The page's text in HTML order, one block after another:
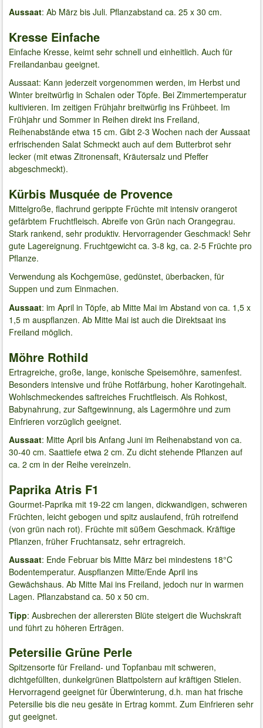
Aussaat: Ab März bis Juli. Pflanzabstand ca. 25 x 30 cm.
Kresse Einfache
Einfache Kresse, keimt sehr schnell und einheitlich. Auch für
Freilandanbau geeignet.
Aussaat: Kann jederzeit vorgenommen werden, im Herbst und
Winter breitwürfig in Schalen oder Töpfe. Bei Zimmertemperatur
kultivieren. Im zeitigen Frühjahr breitwürfig ins Frühbeet. Im
Frühjahr und Sommer in Reihen direkt ins Freiland,
Reihenabstände etwa 15 cm. Gibt 2-3 Wochen nach der Aussaat
erfrischenden Salat Schmeckt auch auf dem Butterbrot sehr
lecker (mit etwas Zitronensaft, Kräutersalz und Pfeffer
abgeschmeckt).
Kürbis Musquée de Provence
Mittelgroße, flachrund gerippte Früchte mit intensiv orangerot
gefärbtem Fruchtfleisch. Abreife von Grün nach Orangegrau.
Stark rankend, sehr produktiv. Hervorragender Geschmack! Sehr
gute Lagereignung. Fruchtgewicht ca. 3-8 kg, ca. 2-5 Früchte pro
Pflanze.
Verwendung als Kochgemüse, gedünstet, überbacken, für
Suppen und zum Einmachen.
Aussaat: im April in Töpfe, ab Mitte Mai im Abstand von ca. 1,5 x
1,5 m auspflanzen. Ab Mitte Mai ist auch die Direktsaat ins
Freiland möglich.
Möhre Rothild
Ertragreiche, große, lange, konische Speisemöhre, samenfest.
Besonders intensive und frühe Rotfärbung, hoher Karotingehalt.
Wohlschmeckendes saftreiches Fruchtfleisch. Als Rohkost,
Babynahrung, zur Saftgewinnung, als Lagermöhre und zum
Einfrieren vorzüglich geeignet.
Aussaat: Mitte April bis Anfang Juni im Reihenabstand von ca.
30-40 cm. Saattiefe etwa 2 cm. Zu dicht stehende Pflanzen auf
ca. 2 cm in der Reihe vereinzeln.
Paprika Atris F1
Gourmet-Paprika mit 19-22 cm langen, dickwandigen, schweren
Früchten, leicht gebogen und spitz auslaufend, früh rotreifend
(von grün nach rot). Früchte mit süßem Geschmack. Kräftige
Pflanzen, früher Fruchtansatz, sehr ertragreich.
Aussaat: Ende Februar bis Mitte März bei mindestens 18°C
Bodentemperatur. Auspflanzen Mitte/Ende April ins
Gewächshaus. Ab Mitte Mai ins Freiland, jedoch nur in warmen
Lagen. Pflanzabstand ca. 50 x 50 cm.
Tipp: Ausbrechen der allerersten Blüte steigert die Wuchskraft
und führt zu höheren Erträgen.
Petersilie Grüne Perle
Spitzensorte für Freiland- und Topfanbau mit schweren,
dichtgefüllten, dunkelgrünen Blattpolstern auf kräftigen Stielen.
Hervorragend geeignet für Überwinterung, d.h. man hat frische
Petersilie bis die neu gesäte in Ertrag kommt. Zum Einfrieren sehr
gut geeignet.